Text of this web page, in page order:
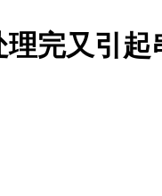
完又引起